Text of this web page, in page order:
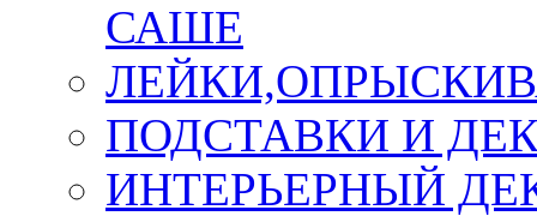
САШЕ
ПОДСТАВКИ И
ИНТЕРЬЕРНЫЙ